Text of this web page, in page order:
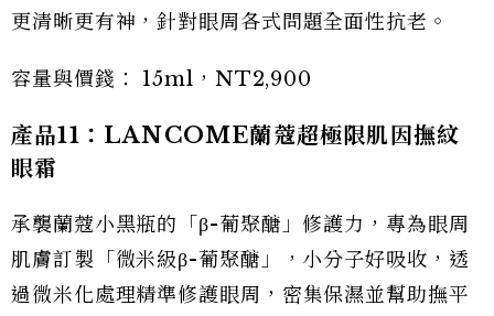
更清晰更有神，針對眼周各式問題全面性抗老。
容量與價錢： 15ml，NT2,900
產品11：LANCOME蘭蔻超極限肌因撫紋
眼霜
承襲蘭蔻小黑瓶的「β-葡聚醣」修護力，專為眼周
肌膚訂製「微米級β-葡聚醣」，小分子好吸收，透
過微米化處理精準修護眼周，密集保濕並幫助撫平